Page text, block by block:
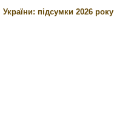
підсумки 2026 року